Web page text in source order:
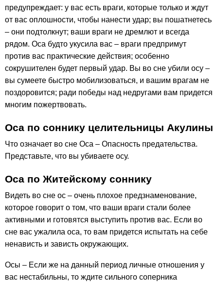
предупреждает: у вас есть враги, которые только и ждут
от вас оплошности, чтобы нанести удар; вы пошатнетесь
– они подтолкнут; ваши враги не дремлют и всегда
рядом. Оса будто укусила вас – враги предпримут
против вас практические действия; особенно
сокрушителен будет первый удар. Вы во сне убили осу –
вы сумеете быстро мобилизоваться, и вашим врагам не
поздоровится; ради победы над недругами вам придется
многим пожертвовать.
Оса по соннику целительницы Акулины
Что означает во сне Оса – Опасность предательства.
Представьте, что вы убиваете осу.
Оса по Житейскому соннику
Видеть во сне ос – очень плохое предзнаменование,
которое говорит о том, что ваши враги стали более
активными и готовятся выступить против вас. Если во
сне вас ужалила оса, то вам придется испытать на себе
ненависть и зависть окружающих.
Осы – Если же на данный период личные отношения у
вас нестабильны, то ждите сильного соперника